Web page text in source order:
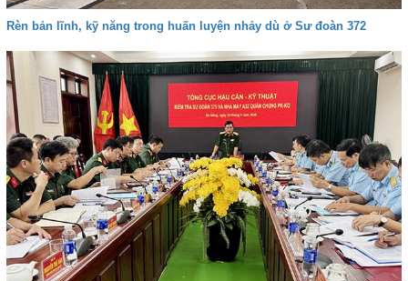
Rèn bản lĩnh, kỹ năng trong huấn luyện nhảy dù ở Sư đoàn 372